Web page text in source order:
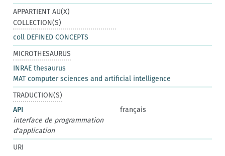
APPARTIENT AU(X)
COLLECTION(S)
coll DEFINED CONCEPTS
MICROTHESAURUS
INRAE thesaurus
MAT computer sciences and artificial intelligence
TRADUCTION(S)
API
français
interface de programmation
d'application
URI